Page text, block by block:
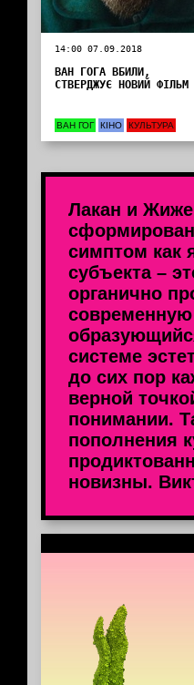
14:00 07.09.2018
ВАН ГОГА ВБИЛИ,
СТВЕРДЖУЄ НОВИЙ ФІЛЬМ
ВАН ГОГ КІНО КУЛЬТУРА
Лакан и
симптом как
субъекта –
органично
системе
до сих пор
верной
понимании.
пополнения
новизны.